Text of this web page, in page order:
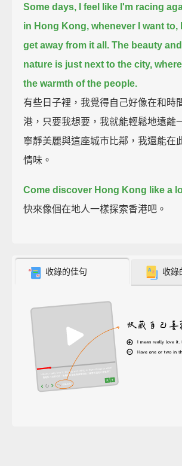
Some days, I feel like I'm racing
in Hong Kong, whenever I want to,
get away from it all. The beauty
nature is just next to the city,
the warmth of the people.
有些日子裡，我覺得自己好像在和時
港，只要我想要，我就能輕鬆地遠離
寧靜美麗與這座城市比鄰，我還能在
情味。
Come discover Hong Kong like a
快來像個在地人一樣探索香港吧。
收錄的佳句 收錄